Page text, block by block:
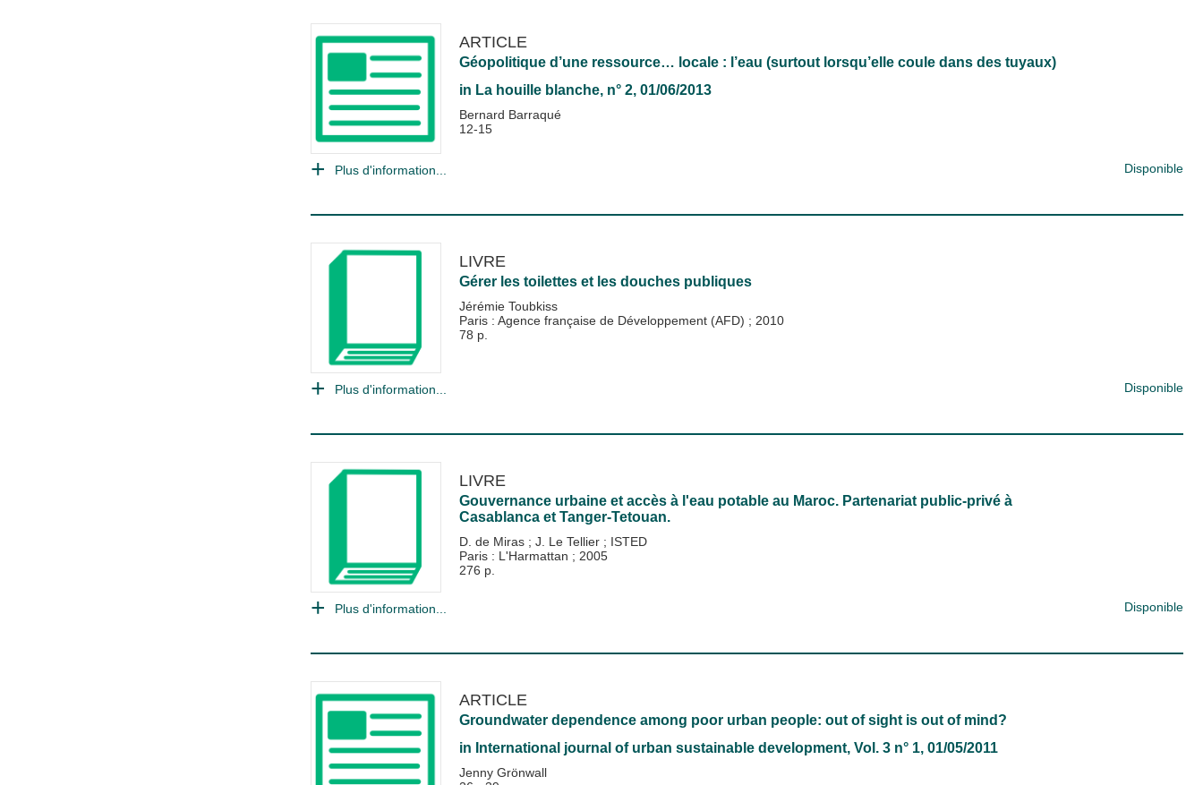
ARTICLE
Géopolitique d’une ressource… locale : l’eau (surtout lorsqu’elle coule dans des tuyaux)
in La houille blanche, n° 2, 01/06/2013
Bernard Barraqué
12-15
Plus d'information... Disponible
LIVRE
Gérer les toilettes et les douches publiques
Jérémie Toubkiss
Paris : Agence française de Développement (AFD) ; 2010
78 p.
Plus d'information... Disponible
LIVRE
Gouvernance urbaine et accès à l'eau potable au Maroc. Partenariat public-privé à
Casablanca et Tanger-Tetouan.
D. de Miras ; J. Le Tellier ; ISTED
Paris : L'Harmattan ; 2005
276 p.
Plus d'information... Disponible
ARTICLE
Groundwater dependence among poor urban people: out of sight is out of mind?
in International journal of urban sustainable development, Vol. 3 n° 1, 01/05/2011
Jenny Grönwall